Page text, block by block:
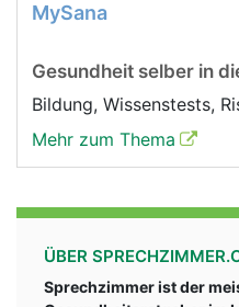
MySana
Gesundheit selber in
Bildung, Wissenstests,
Mehr zum Thema
ÜBER
Sprechzimmer ist der